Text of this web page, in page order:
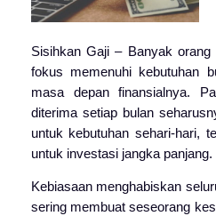
Sisihkan Gaji – Banyak
fokus memenuhi kebutuhan
masa depan finansialnya.
diterima setiap bulan
untuk kebutuhan sehari-hari,
untuk investasi jangka panjang.
Kebiasaan menghabiskan
sering membuat seseorang